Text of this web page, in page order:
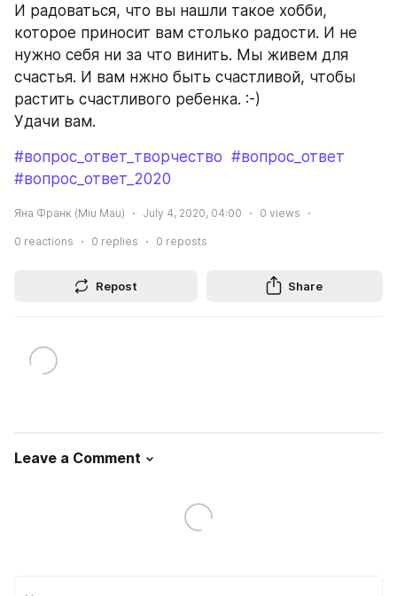
И радоваться, что вы нашли такое хобби,
которое приносит вам столько радости. И не
нужно себя ни за что винить. Мы живем для
счастья. И вам нжно быть счастливой, чтобы
растить счастливого ребенка. :-)
Удачи вам.
#вопрос_ответ_творчество #вопрос_ответ
#вопрос_ответ_2020
Яна Франк (Miu Mau) July 4, 2020, 04:00 0 views
0 reactions 0 replies 0 reposts
Repost Share
Leave a Comment